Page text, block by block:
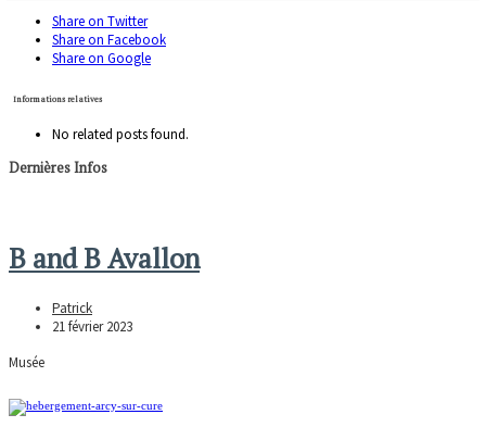
Share on Twitter
Share on Facebook
Share on Google
Informations relatives
No related posts found.
Dernières Infos
B and B Avallon
Patrick
21 février 2023
Musée